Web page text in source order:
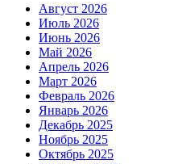
Август 2026
Июль 2026
Июнь 2026
Май 2026
Апрель 2026
Март 2026
Февраль 2026
Январь 2026
Декабрь 2025
Ноябрь 2025
Октябрь 2025